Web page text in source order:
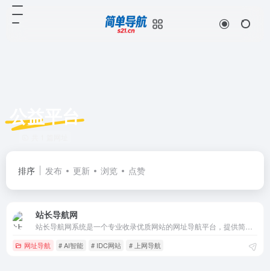
公益平台
排序 发布 更新 浏览 点赞
站长导航网
网址导航 # AI智能 # IDC网站 # 上网导航